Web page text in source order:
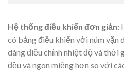
Hệ thống điều khiển đơn giản:
có bảng điều khiển với núm vặn
dàng điều chỉnh nhiệt độ và thời
đều và ngon miệng hơn so với